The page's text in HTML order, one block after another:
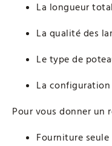
La longueur
La qualité des
Le type de
La
Pour vous donner un
Fourniture